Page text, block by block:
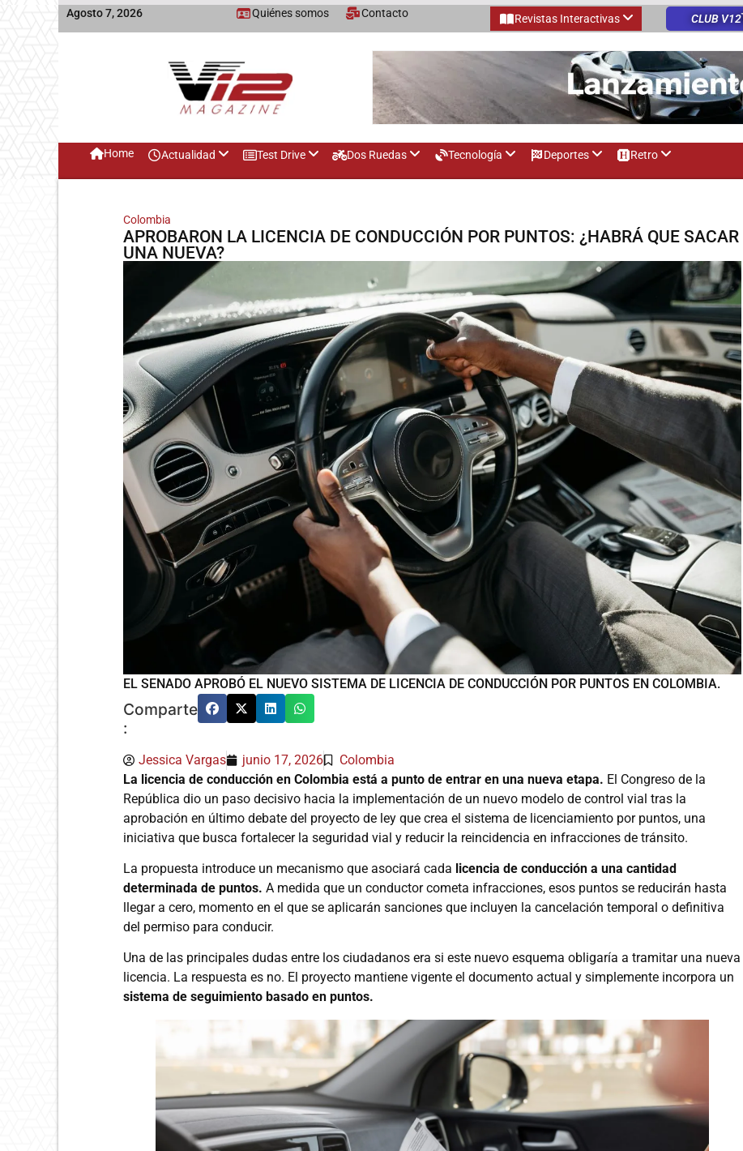
Agosto 7, 2026 Quiénes somos Contacto Revistas Interactivas CLUB V12
Home Actualidad Test Drive Dos Ruedas Tecnología Deportes Retro
Colombia
APROBARON LA LICENCIA DE CONDUCCIÓN POR PUNTOS: ¿HABRÁ QUE SACAR
UNA NUEVA?
EL SENADO APROBÓ EL NUEVO SISTEMA DE LICENCIA DE CONDUCCIÓN POR PUNTOS EN COLOMBIA.
Comparte
:
Jessica Vargas junio 17, 2026
Colombia
La licencia de conducción en Colombia está a punto de entrar en una nueva etapa. El Congreso de la
República dio un paso decisivo hacia la implementación de un nuevo modelo de control vial tras la
aprobación en último debate del proyecto de ley que crea el sistema de licenciamiento por puntos, una
iniciativa que busca fortalecer la seguridad vial y reducir la reincidencia en infracciones de tránsito.
La propuesta introduce un mecanismo que asociará cada licencia de conducción a una cantidad
determinada de puntos. A medida que un conductor cometa infracciones, esos puntos se reducirán hasta
llegar a cero, momento en el que se aplicarán sanciones que incluyen la cancelación temporal o definitiva
del permiso para conducir.
Una de las principales dudas entre los ciudadanos era si este nuevo esquema obligaría a tramitar una nueva
licencia. La respuesta es no. El proyecto mantiene vigente el documento actual y simplemente incorpora un
sistema de seguimiento basado en puntos.